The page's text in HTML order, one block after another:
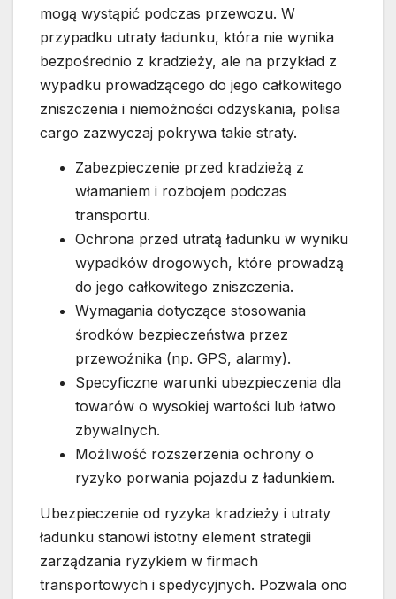
mogą wystąpić podczas przewozu. W
przypadku utraty ładunku, która nie wynika
bezpośrednio z kradzieży, ale na przykład z
wypadku prowadzącego do jego całkowitego
zniszczenia i niemożności odzyskania, polisa
cargo zazwyczaj pokrywa takie straty.
Zabezpieczenie przed kradzieżą z
włamaniem i rozbojem podczas
transportu.
Ochrona przed utratą ładunku w wyniku
wypadków drogowych, które prowadzą
do jego całkowitego zniszczenia.
Wymagania dotyczące stosowania
środków bezpieczeństwa przez
przewoźnika (np. GPS, alarmy).
Specyficzne warunki ubezpieczenia dla
towarów o wysokiej wartości lub łatwo
zbywalnych.
Możliwość rozszerzenia ochrony o
ryzyko porwania pojazdu z ładunkiem.
Ubezpieczenie od ryzyka kradzieży i utraty
ładunku stanowi istotny element strategii
zarządzania ryzykiem w firmach
transportowych i spedycyjnych. Pozwala ono